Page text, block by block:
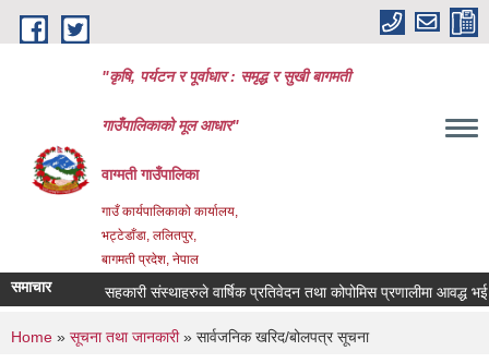
Skip to main content
"कृषि, पर्यटन र पूर्वाधार : समृद्ध र सुखी बागमती
गाउँपालिकाको मूल आधार"
वाग्मती गाउँपालिका
गाउँ कार्यपालिकाको कार्यालय,
भट्टेडाँडा, ललितपुर,
बागमती प्रदेश, नेपाल
समाचार सहकारी संस्थाहरुले वार्षिक प्रतिवेदन तथा कोपोमिस प्रणालीमा आवद्ध भई
You are here
Home » सूचना तथा जानकारी» सार्वजनिक खरिद/बोलपत्र सूचना